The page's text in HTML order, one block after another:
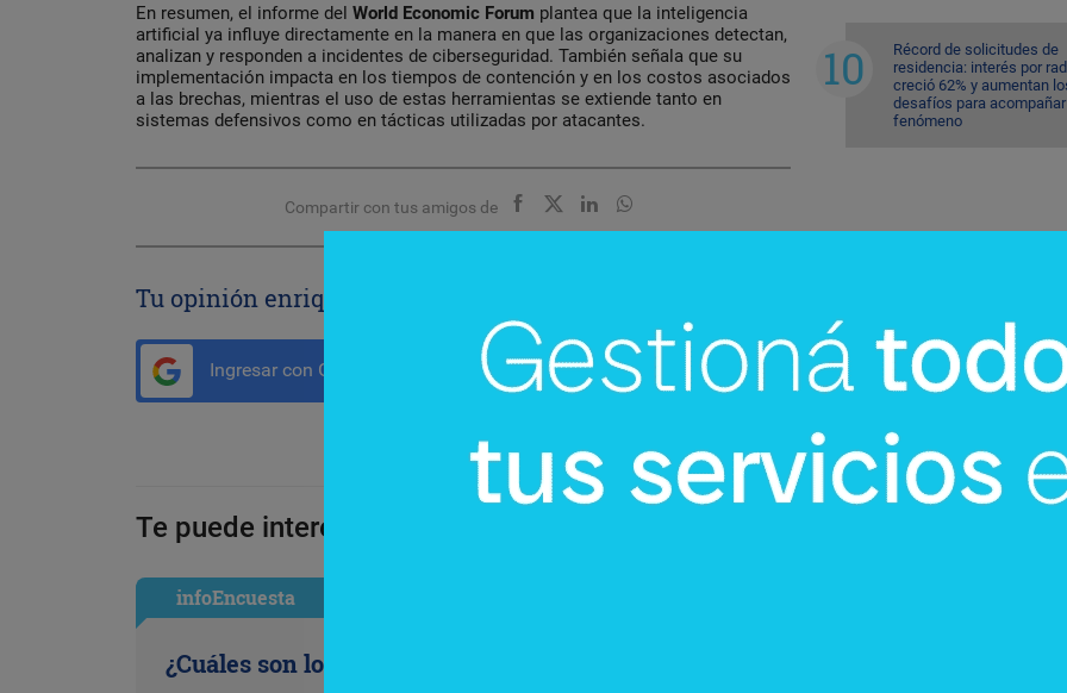
En resumen, el informe del World Economic Forum plantea que la inteligencia
artificial ya influye directamente en la manera en que las organizaciones detectan,
analizan y responden a incidentes de ciberseguridad. También señala que su
implementación impacta en los tiempos de contención y en los costos asociados
a las brechas, mientras el uso de estas herramientas se extiende tanto en
sistemas defensivos como en tácticas utilizadas por atacantes.
Compartir con tus amigos de
Tu opinión enriquece este artículo:
Ingresar con Google
Récord de solicitudes de
residencia: interés por
creció 62% y aumentan
desafíos para
fenómeno
Te puede interesar:
infoEncuesta
¿Cuáles son los antojos de la oficina?